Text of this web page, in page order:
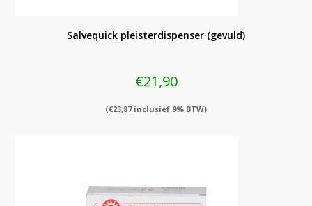
Salvequick pleisterdispenser (gevuld)
€21,90
(€23,87inclusief 9% BTW)